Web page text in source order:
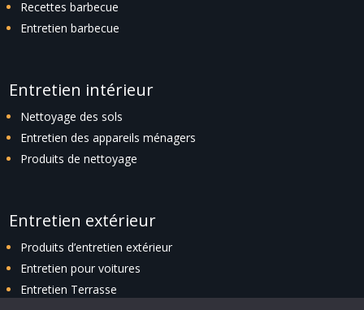
Recettes barbecue
Entretien barbecue
Entretien intérieur
Nettoyage des sols
Entretien des appareils ménagers
Produits de nettoyage
Entretien extérieur
Produits d’entretien extérieur
Entretien pour voitures
Entretien Terrasse